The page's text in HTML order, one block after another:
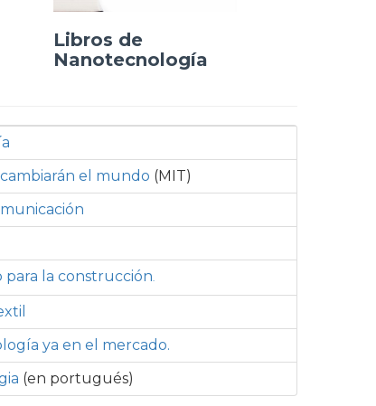
Libros de
Nanotecnología
el mundo (MIT)
la construcción.
ya en el mercado.
(en portugués)